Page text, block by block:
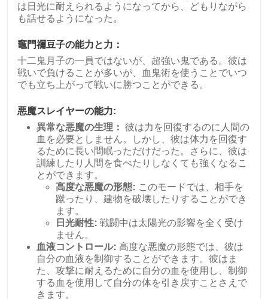
は日光に耐えられるようになってから、どもりながら
も話せるようになった。
竈門禰豆子の能力と力：
十二鬼月子の一員ではないが、超強い鬼である。彼は
戦いで負けることが多いが、血鬼術を使うことでいつ
でも立ち上がって戦いに勝つことができる。
悪魔スレイヤーの能力:
異常な悪魔の生理： 彼は力を回復するのに人間の
血を必要としません。しかし、彼は体力を回復す
るために長い間眠っただけだった。さらに、彼は
訓練したり人間を食べたりしなくても強くなるこ
とができます。
高度な悪魔の形態: このモードでは、相手を
蹴ったり、建物を破壊したりすることができ
ます。
日光耐性: 戦闘中は太陽光の影響を全く受け
ません。
血液コントロール: 高度な悪魔の形態では、彼は
自分の血液を制御することができます。彼はま
た、攻撃に耐えるために自分の血を使用し、制御
する血を使用して自分の体を引き戻すことさえで
きます。